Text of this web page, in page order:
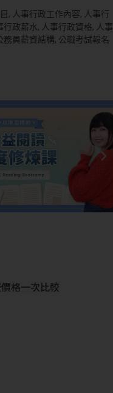
, 人事行政工作內容, 人事行
行政薪水, 人事行政資格, 人事
務員薪資結構, 公職考試報名
格一次比較